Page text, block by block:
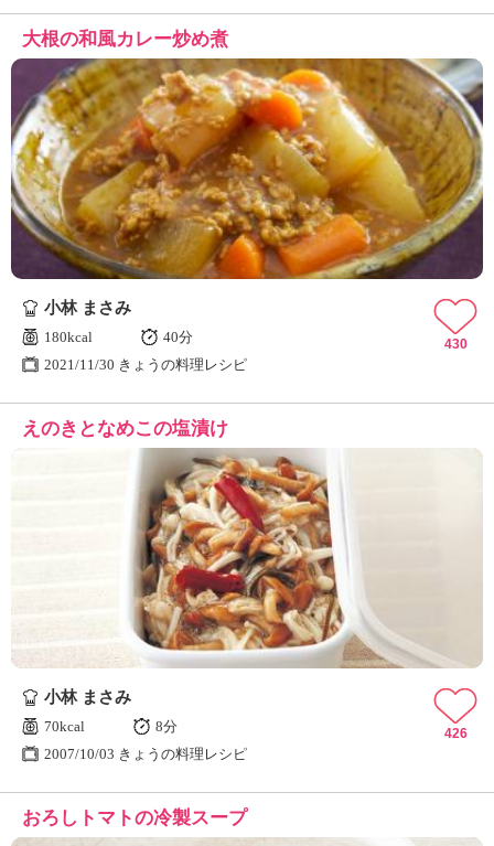
大根の和風カレー炒め煮
小林 まさみ
180kcal
40分
2021/11/30 きょうの料理レシピ
430
えのきとなめこの塩漬け
小林 まさみ
70kcal
8分
2007/10/03 きょうの料理レシピ
426
おろしトマトの冷製スープ